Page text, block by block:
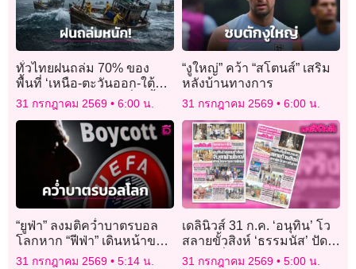
ทั่วไทยฝนถล่ม 70% ของ
พื้นที่ ‘เหนือ-ตะวันออก-ใต้
ตะวันตก’ หนักมาก เสี่ยงน้ำ
ท่วมฉับพลัน
31 กรกฎาคม 2569 6:00 น.
“งูใหญ่” คว้า “สโตนส์” เสริม
หลังบ้านทางการ
31 กรกฎาคม 2569 6:00 น.
“ยูฟ่า” ลงมติคว่ำบาตรบอล
โลกหาก “ฟีฟ่า” เดินหน้าขาย
หุ้นให้นักลงทุน
31 กรกฎาคม 2569 5:14 น.
เดลินิวส์ 31 ก.ค. ‘อนุทิน’ โว
สลายขั้วสิงห์ ‘ธรรมนัส’ ปัด
จับมือเพื่อไทยโหวตเชือด
31 กรกฎาคม 2569 5:00 น.